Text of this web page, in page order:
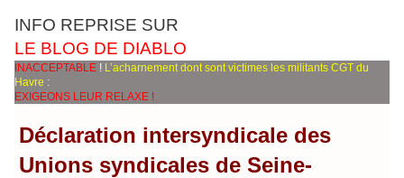
INFO REPRISE SUR
LE BLOG DE DIABLO
INACCEPTABLE ! L’acharnement dont sont victimes les militants CGT du
Havre :
EXIGEONS LEUR RELAXE !
Déclaration intersyndicale des
Unions syndicales de Seine-